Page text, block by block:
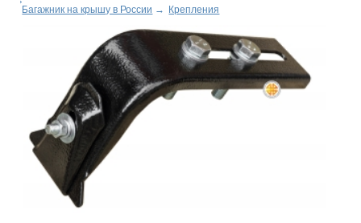
Багажник на крышу в России → Крепления